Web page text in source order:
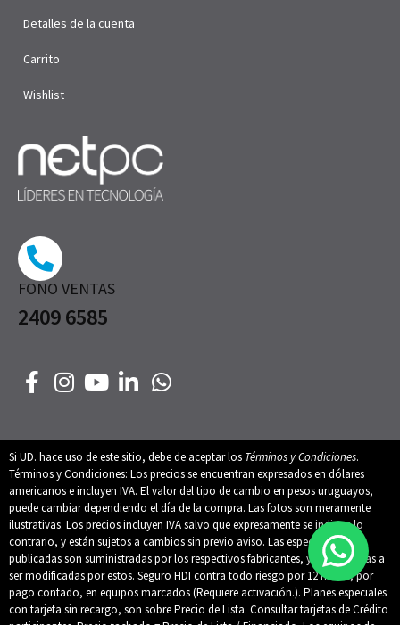
FONO VENTAS
2409 6585
Detalles de la cuenta
Carrito
Wishlist
Si UD. hace uso de este sitio, debe de aceptar los Términos y Condiciones.
Términos y Condiciones: Los precios se encuentran expresados en dólares
americanos e incluyen IVA. El valor del tipo de cambio en pesos uruguayos,
puede cambiar dependiendo el día de la compra. Las fotos son meramente
ilustrativas. Los precios incluyen IVA salvo que expresamente se indique lo
contrario, y están sujetos a cambios sin previo aviso. Las especificaciones
publicadas son suministradas por los respectivos fabricantes, y están sujetas a
ser modificadas por estos. Seguro HDI contra todo riesgo por 12 meses, por
pago contado, en equipos marcados (Requiere activación.). Planes especiales
con tarjeta sin recargo, son sobre Precio de Lista. Consultar tarjetas de Crédito